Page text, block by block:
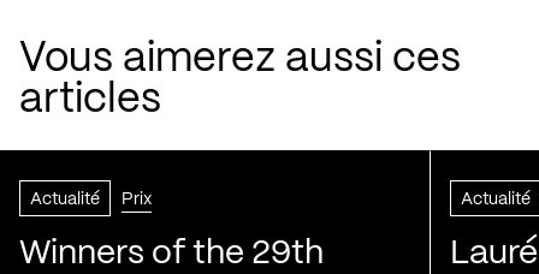
Vous aimerez aussi ces
articles
Actualité Prix
Winners of the 29th
Actualité